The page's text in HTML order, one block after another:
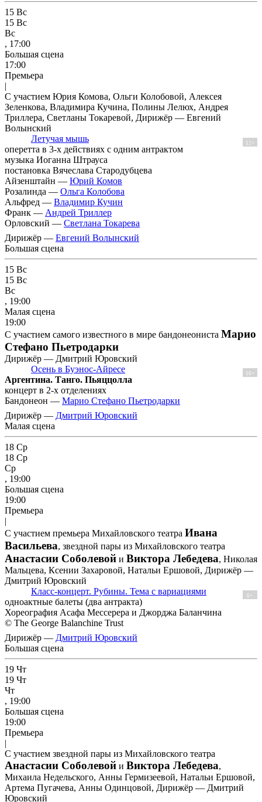
15 Вс
15 Вс
Вс
, 17:00
Большая сцена
17:00
Премьера
|
С участием Юрия Комова, Ольги Колобовой, Алексея
Зеленкова, Владимира Кучина, Полины Лелюх, Андрея
Триллера, Светланы Токаревой, Дирижёр — Евгений
Волынский
Летучая мышь
12+
оперетта в 3-х действиях с одним антрактом
музыка Иоганна Штрауса
постановка Вячеслава Стародубцева
Айзенштайн — Юрий Комов
Розалинда — Ольга Колобова
Альфред — Владимир Кучин
Франк — Андрей Триллер
Орловский — Светлана Токарева
Дирижёр — Евгений Волынский
Большая сцена
15 Вс
15 Вс
Вс
, 19:00
Малая сцена
19:00
С участием самого известного в мире бандонеониста Марио
Стефано Пьетродарки
Дирижёр — Дмитрий Юровский
Осень в Буэнос-Айресе
16+
Аргентина. Танго. Пьяццолла
концерт в 2-х отделениях
Бандонеон — Марио Стефано Пьетродарки
Дирижёр — Дмитрий Юровский
Малая сцена
18 Ср
18 Ср
Ср
, 19:00
Большая сцена
19:00
Премьера
|
С участием премьера Михайловского театра Ивана
Васильева, звездной пары из Михайловского театра
Анастасии Соболевой и Виктора Лебедева, Николая
Мальцева, Ксении Захаровой, Натальи Ершовой, Дирижёр —
Дмитрий Юровский
Класс-концерт. Рубины. Тема с вариациями
6+
одноактные балеты (два антракта)
Хореография Асафа Мессерера и Джорджа Баланчина
© The George Balanchine Trust
Дирижёр — Дмитрий Юровский
Большая сцена
19 Чт
19 Чт
Чт
, 19:00
Большая сцена
19:00
Премьера
|
С участием звездной пары из Михайловского театра
Анастасии Соболевой и Виктора Лебедева,
Михаила Недельского, Анны Гермизеевой, Натальи Ершовой,
Артема Пугачева, Анны Одинцовой, Дирижёр — Дмитрий
Юровский